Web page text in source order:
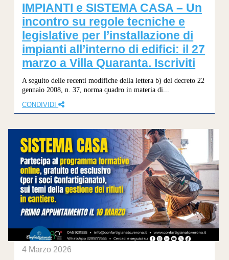
IMPIANTI e SISTEMA CASA – Un
incontro su regole tecniche e
legislative per l’installazione di
impianti all’interno di edifici: il 27
marzo a Villa Quaranta. Iscriviti
A seguito delle recenti modifiche della lettera b) del decreto 22
gennaio 2008, n. 37, norma quadro in materia di...
CONDIVIDI
4 Marzo 2026